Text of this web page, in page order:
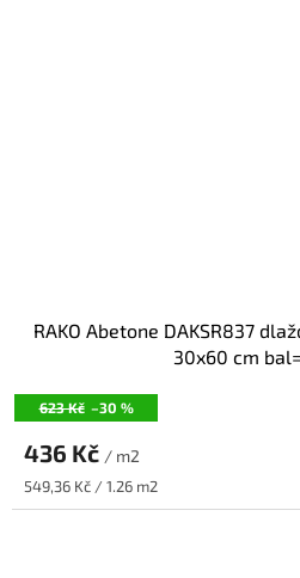
623 Kč –30 %
RAKO Abetone DAKSR837
30x60 cm
436 Kč / m2
Měrná
cena:
549,36 Kč / 1.26 m2